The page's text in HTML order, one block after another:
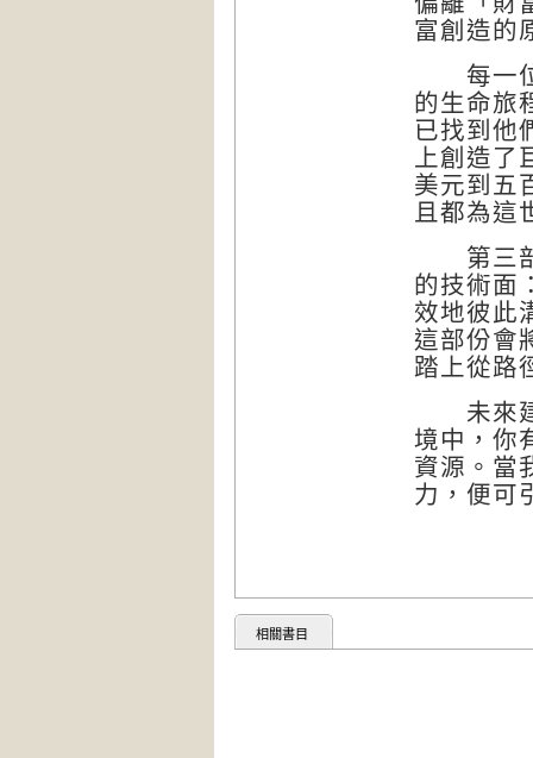
富創造的
每一位
的生命旅
已找到他
上創造
美元到五
且都為這
第三部
的技術面
效地彼此
這部份會
踏上從路
未來建
境中，你
資源。當
力，便可
相關書目